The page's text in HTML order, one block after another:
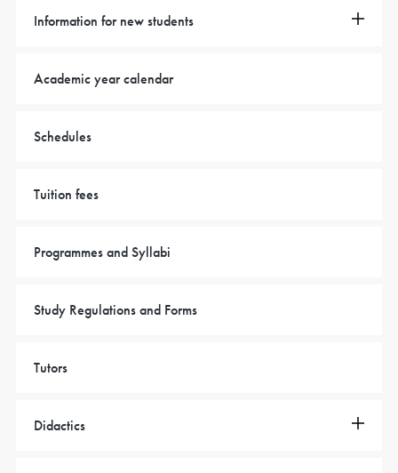
Information for new students
Academic year calendar
Schedules
Tuition fees
Programmes and Syllabi
Study Regulations and Forms
Tutors
Didactics